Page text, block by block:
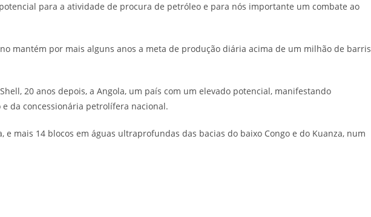
para a atividade de procura de petróleo e para nós importante um combate ao
mantém por mais alguns anos a meta de produção diária acima de um milhão de barris
20 anos depois, a Angola, um país com um elevado potencial, manifestando
da concessionária petrolífera nacional.
mais 14 blocos em águas ultraprofundas das bacias do baixo Congo e do Kuanza, num